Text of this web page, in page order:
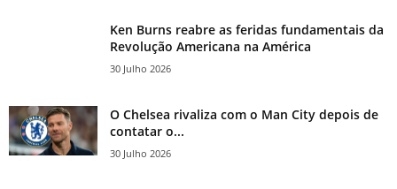
Ken Burns reabre as feridas fundamentais da
Revolução Americana na América
30 Julho 2026
O Chelsea rivaliza com o Man City depois de
contatar o...
30 Julho 2026